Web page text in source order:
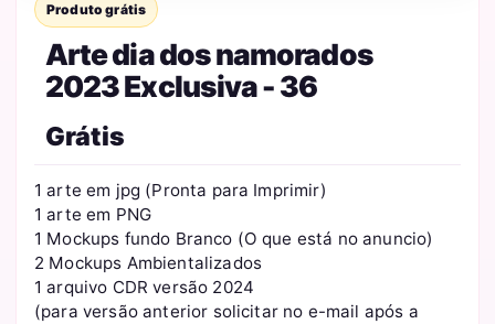
Produto grátis
Arte dia dos namorados
2023 Exclusiva - 36
Grátis
1 arte em jpg (Pronta para Imprimir)
1 arte em PNG
1 Mockups fundo Branco (O que está no anuncio)
2 Mockups Ambientalizados
1 arquivo CDR versão 2024
(para versão anterior solicitar no e-mail após a